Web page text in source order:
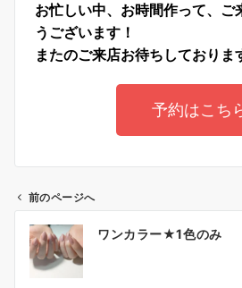
お忙しい中、お時間作って、ご
うございます！
またのご来店お待ちしておりま
予約はこち
前のページへ
ワンカラー★1色のみ